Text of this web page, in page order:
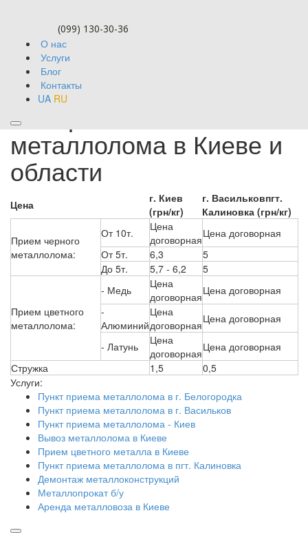
(099) 130-30-36
О нас
Услуги
Блог
Контакты
UA RU
Быстрый вывоз
металлолома в Киеве и
области
Цена
г. Киев
(грн/кг)
г. Васильковпгт.
Калиновка (грн/кг)
Прием черного
металлолома:
От 10т.
Цена
договорнаяЦена договорная
От 5т.
6,3
5
До 5т.
5,7 - 6,2 5
Прием цветного
металлолома:
- Медь
Цена
договорнаяЦена договорная
-
Алюминий
Цена
договорнаяЦена договорная
- Латунь
Цена
договорнаяЦена договорная
Стружка
1,5
0,5
Услуги:
Пункт приема металлолома в г. Белогородка
Пункт приема металлолома в г. Васильков
Пункт приема металлолома - Киев
Вывоз металлолома в Киеве
Прием цветного металла в Киеве
Пункт приема металлолома в пгт. Калиновка
Демонтаж металлоконструкций
Металлопрокат б/у
Аренда металловоза в Киеве